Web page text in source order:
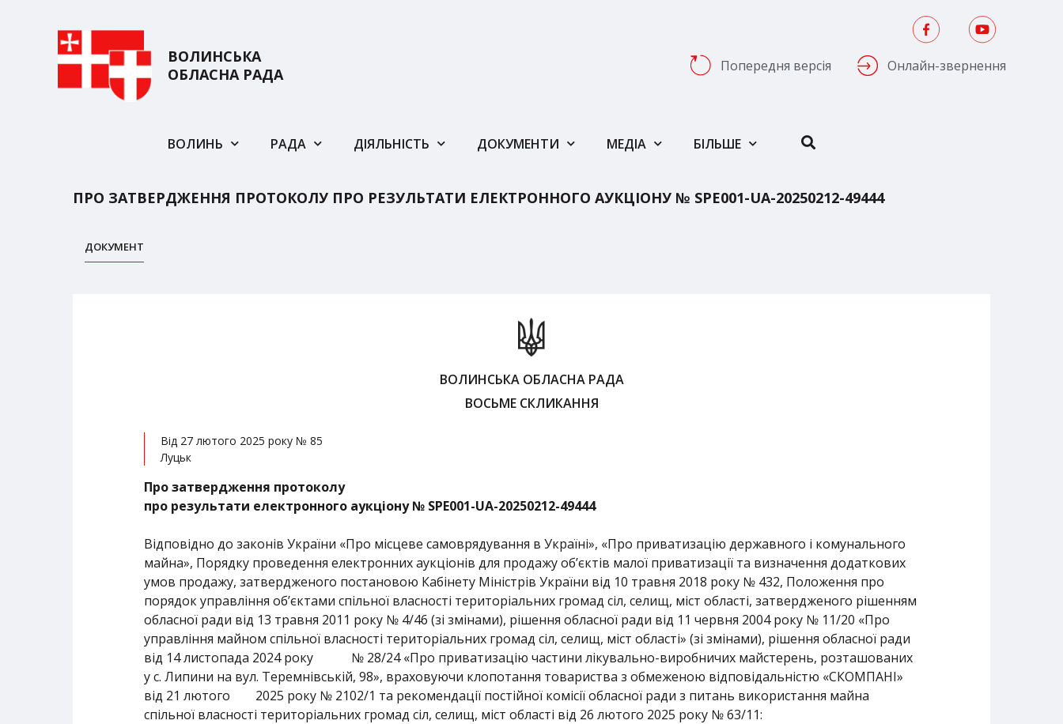
ВОЛИНСЬКА
ОБЛАСНА РАДА
Попередня версія Онлайн-звернення
ВОЛИНЬ РАДА ДІЯЛЬНІСТЬ ДОКУМЕНТИ МЕДІА БІЛЬШЕ
ПРО ЗАТВЕРДЖЕННЯ ПРОТОКОЛУ ПРО РЕЗУЛЬТАТИ ЕЛЕКТРОННОГО АУКЦІОНУ № SPE001-UA-20250212-49444
ДОКУМЕНТ
ВОЛИНСЬКА ОБЛАСНА РАДА
ВОСЬМЕ СКЛИКАННЯ
Від 27 лютого 2025 року № 85
Луцьк
Про затвердження протоколу
про результати електронного аукціону № SPE001-UA-20250212-49444
Відповідно до законів України «Про місцеве самоврядування в Україні», «Про приватизацію державного і комунального
майна», Порядку проведення електронних аукціонів для продажу об’єктів малої приватизації та визначення додаткових
умов продажу, затвердженого постановою Кабінету Міністрів України від 10 травня 2018 року № 432, Положення про
порядок управління об’єктами спільної власності територіальних громад сіл, селищ, міст області, затвердженого рішенням
обласної ради від 13 травня 2011 року № 4/46 (зі змінами), рішення обласної ради від 11 червня 2004 року № 11/20 «Про
управління майном спільної власності територіальних громад сіл, селищ, міст області» (зі змінами), рішення обласної ради
від 14 листопада 2024 року № 28/24 «Про приватизацію частини лікувально-виробничих майстерень, розташованих
у с. Липини на вул. Теремнівській, 98», враховуючи клопотання товариства з обмеженою відповідальністю «СКОМПАНІ»
від 21 лютого 2025 року № 2102/1 та рекомендації постійної комісії обласної ради з питань використання майна
спільної власності територіальних громад сіл, селищ, міст області від 26 лютого 2025 року № 63/11: